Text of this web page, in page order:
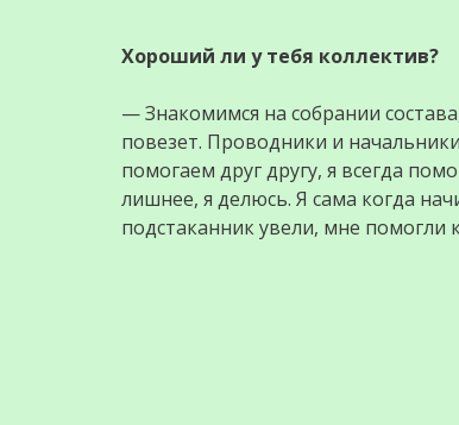
Хороший ли у тебя коллектив?
— Знакомимся на собрании
повезет. Проводники и
помогаем друг другу, я всегда
лишнее, я делюсь. Я сама когда
подстаканник увели, мне помогли